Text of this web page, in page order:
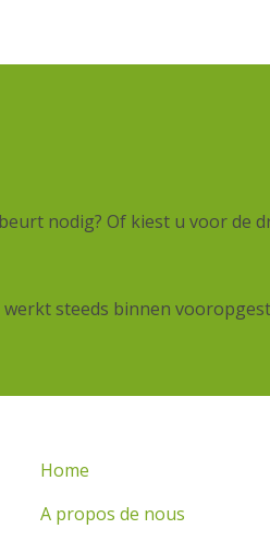
nodig? Of kiest u voor de
steeds binnen
Home
A propos de nous